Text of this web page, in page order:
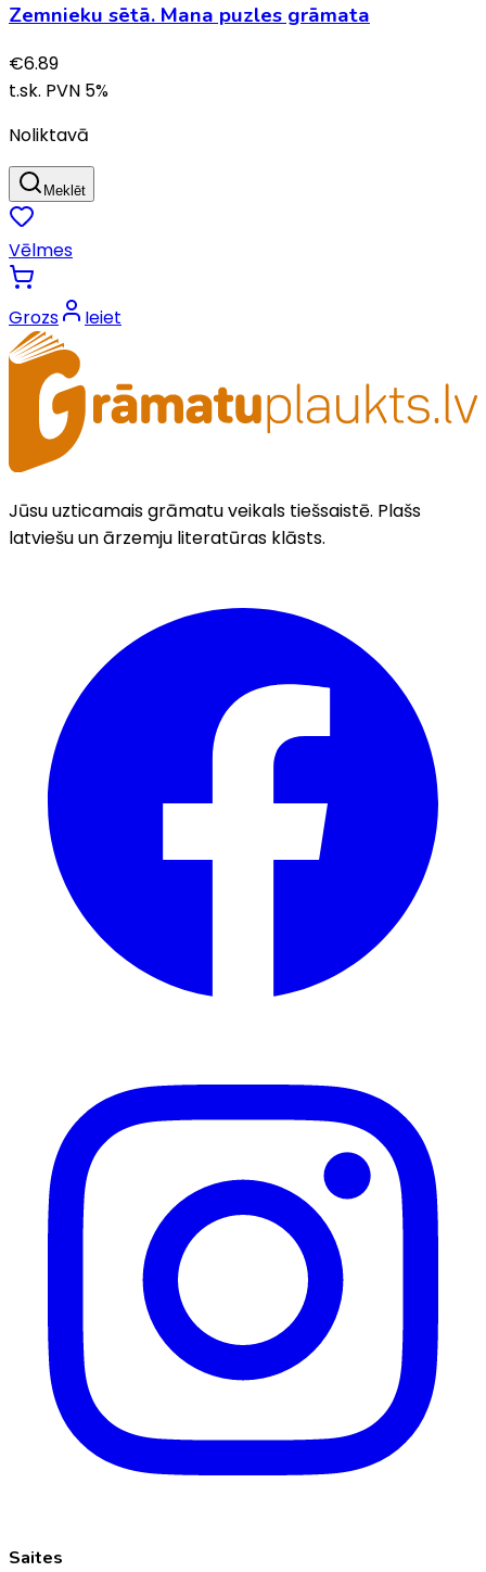
Zemnieku sētā. Mana puzles grāmata
€6.89
t.sk. PVN 5%
Noliktavā
Meklēt
Vēlmes
Grozs Ieiet
Jūsu uzticamais grāmatu veikals tiešsaistē. Plašs
latviešu un ārzemju literatūras klāsts.
Saites